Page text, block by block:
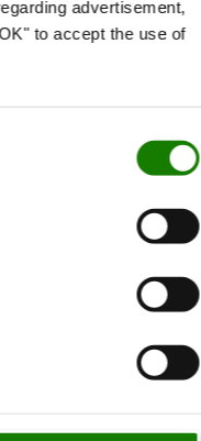
advertisement,
to accept the use of
"Hvid støj" udviklet